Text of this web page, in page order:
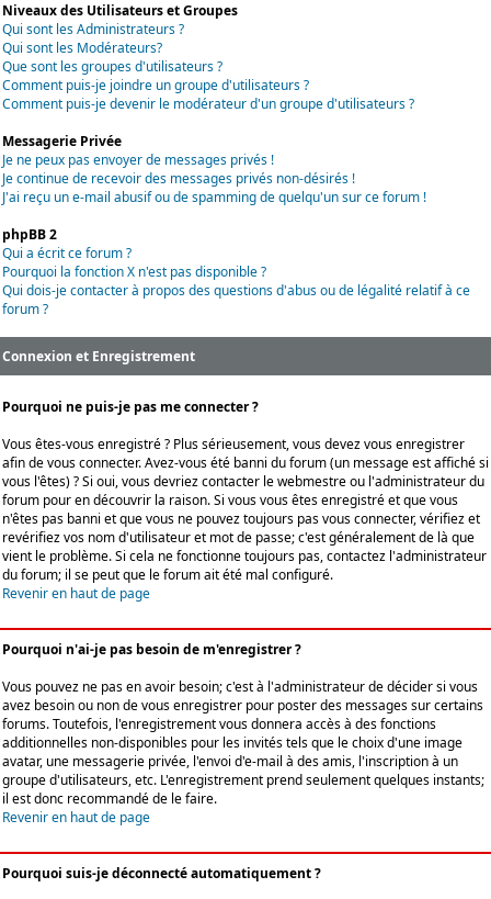
Niveaux des Utilisateurs et Groupes
Qui sont les Administrateurs ?
Qui sont les Modérateurs?
Que sont les groupes d'utilisateurs ?
Comment puis-je joindre un groupe d'utilisateurs ?
Comment puis-je devenir le modérateur d'un groupe d'utilisateurs ?
Messagerie Privée
Je ne peux pas envoyer de messages privés !
Je continue de recevoir des messages privés non-désirés !
J'ai reçu un e-mail abusif ou de spamming de quelqu'un sur ce forum !
phpBB 2
Qui a écrit ce forum ?
Pourquoi la fonction X n'est pas disponible ?
Qui dois-je contacter à propos des questions d'abus ou de légalité relatif à ce
forum ?
Connexion et Enregistrement
Pourquoi ne puis-je pas me connecter ?
Vous êtes-vous enregistré ? Plus sérieusement, vous devez vous enregistrer
afin de vous connecter. Avez-vous été banni du forum (un message est affiché si
vous l'êtes) ? Si oui, vous devriez contacter le webmestre ou l'administrateur du
forum pour en découvrir la raison. Si vous vous êtes enregistré et que vous
n'êtes pas banni et que vous ne pouvez toujours pas vous connecter, vérifiez et
revérifiez vos nom d'utilisateur et mot de passe; c'est généralement de là que
vient le problème. Si cela ne fonctionne toujours pas, contactez l'administrateur
du forum; il se peut que le forum ait été mal configuré.
Revenir en haut de page
Pourquoi n'ai-je pas besoin de m'enregistrer ?
Vous pouvez ne pas en avoir besoin; c'est à l'administrateur de décider si vous
avez besoin ou non de vous enregistrer pour poster des messages sur certains
forums. Toutefois, l'enregistrement vous donnera accès à des fonctions
additionnelles non-disponibles pour les invités tels que le choix d'une image
avatar, une messagerie privée, l'envoi d'e-mail à des amis, l'inscription à un
groupe d'utilisateurs, etc. L'enregistrement prend seulement quelques instants;
il est donc recommandé de le faire.
Revenir en haut de page
Pourquoi suis-je déconnecté automatiquement ?